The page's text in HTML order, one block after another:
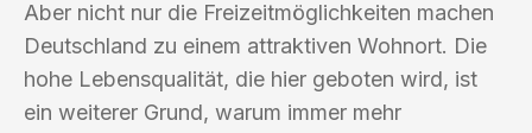
Aber nicht nur die Freizeitmöglichkeiten machen
Deutschland zu einem attraktiven Wohnort. Die
hohe Lebensqualität, die hier geboten wird, ist
ein weiterer Grund, warum immer mehr